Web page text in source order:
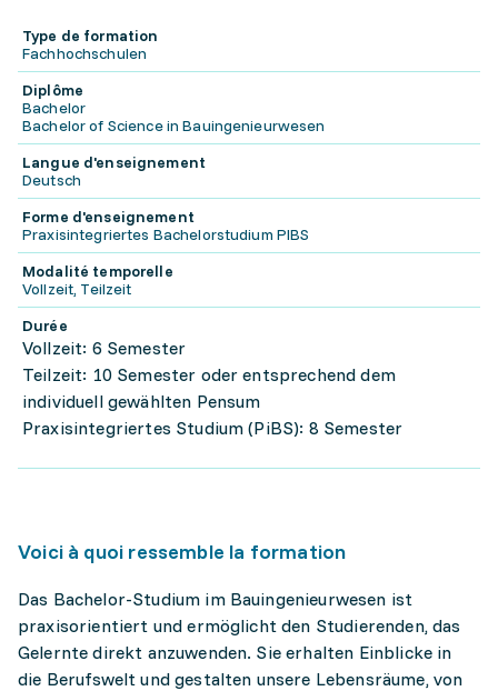
Type de formation
Fachhochschulen
Diplôme
Bachelor
Bachelor of Science in Bauingenieurwesen
Langue d'enseignement
Deutsch
Forme d'enseignement
Praxisintegriertes Bachelorstudium PIBS
Modalité temporelle
Vollzeit, Teilzeit
Durée
Vollzeit: 6 Semester
Teilzeit: 10 Semester oder entsprechend dem
individuell gewählten Pensum
Praxisintegriertes Studium (PiBS): 8 Semester
Voici à quoi ressemble la formation
Das Bachelor-Studium im Bauingenieurwesen ist
praxisorientiert und ermöglicht den Studierenden, das
Gelernte direkt anzuwenden. Sie erhalten Einblicke in
die Berufswelt und gestalten unsere Lebensräume, von